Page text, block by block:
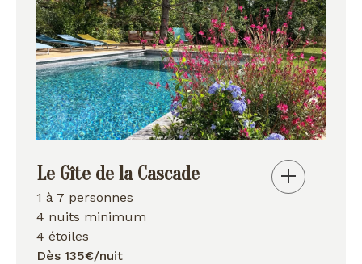
Le Gîte de la Cascade
1 à 7 personnes
4 nuits minimum
4 étoiles
Dès 135€/nuit